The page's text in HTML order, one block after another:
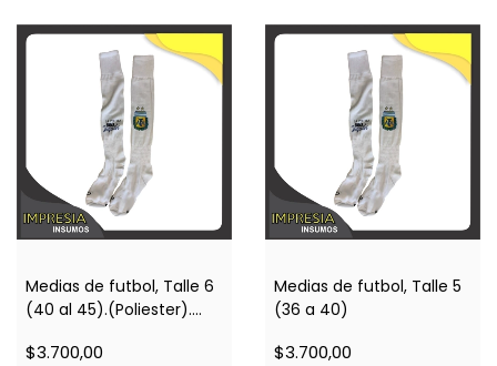
Medias de futbol, Talle 6
(40 al 45).(Poliester).
$3.700,00
Medias de futbol, Talle 5
(36 a 40)
$3.700,00